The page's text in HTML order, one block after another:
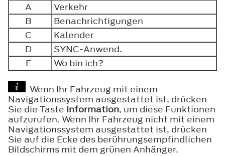
A
Verkehr
B
Benachrichtigungen
C
Kalender
D
SYNC-Anwend.
E
Wo bin ich?
Wenn Ihr Fahrzeug mit einem
Navigationssystem ausgestattet ist, drücken
Sie die Taste Information, um diese Funktionen
aufzurufen. Wenn Ihr Fahrzeug nicht mit einem
Navigationssystem ausgestattet ist, drücken
Sie auf die Ecke des berührungsempfindlichen
Bildschirms mit dem grünen Anhänger.